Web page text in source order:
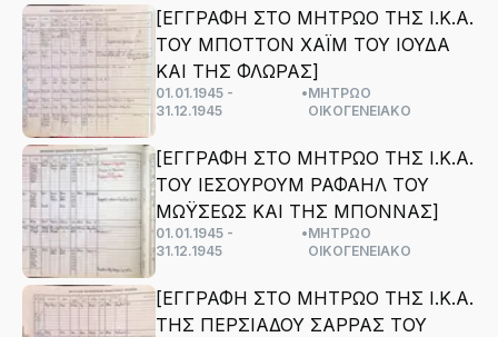
[ΕΓΓΡΑΦΗ ΣΤΟ ΜΗΤΡΩΟ ΤΗΣ Ι.Κ.Α.
ΤΟΥ ΜΠΟΤΤΟΝ ΧΑΪΜ ΤΟΥ ΙΟΥΔΑ
ΚΑΙ ΤΗΣ ΦΛΩΡΑΣ]
01.01.1945 -
31.12.1945
•ΜΗΤΡΩΟ
ΟΙΚΟΓΕΝΕΙΑΚΟ
[ΕΓΓΡΑΦΗ ΣΤΟ ΜΗΤΡΩΟ ΤΗΣ Ι.Κ.Α.
ΤΟΥ ΙΕΣΟΥΡΟΥΜ ΡΑΦΑΗΛ ΤΟΥ
ΜΩΫΣΕΩΣ ΚΑΙ ΤΗΣ ΜΠΟΝΝΑΣ]
01.01.1945 -
31.12.1945
•ΜΗΤΡΩΟ
ΟΙΚΟΓΕΝΕΙΑΚΟ
[ΕΓΓΡΑΦΗ ΣΤΟ ΜΗΤΡΩΟ ΤΗΣ Ι.Κ.Α.
ΤΗΣ ΠΕΡΣΙΑΔΟΥ ΣΑΡΡΑΣ ΤΟΥ